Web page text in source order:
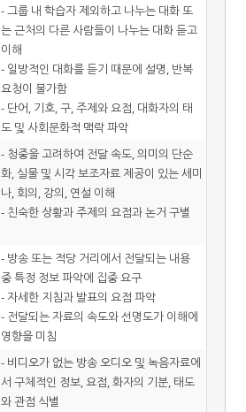
- 그룹 내 학습자 제외하고 나누는 대화 또
는 근처의 다른 사람들이 나누는 대화 듣고
이해
- 일방적인 대화를 듣기 때문에 설명, 반복
요청이 불가함
- 단어, 기호, 구, 주제와 요점, 대화자의 태
도 및 사회문화적 맥락 파악
- 청중을 고려하여 전달 속도, 의미의 단순
화, 실물 및 시각 보조자료 제공이 있는 세미
나, 회의, 강의, 연설 이해
- 친숙한 상황과 주제의 요점과 논거 구별
- 방송 또는 적당 거리에서 전달되는 내용
중 특정 정보 파악에 집중 요구
- 자세한 지침과 발표의 요점 파악
- 전달되는 자료의 속도와 선명도가 이해에
영향을 미침
- 비디오가 없는 방송 오디오 및 녹음자료에
서 구체적인 정보, 요점, 화자의 기분, 태도
와 관점 식별